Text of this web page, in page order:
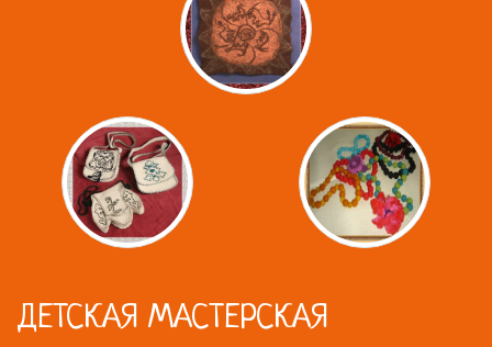
ДЕТСКАЯ МАСТЕРСКАЯ